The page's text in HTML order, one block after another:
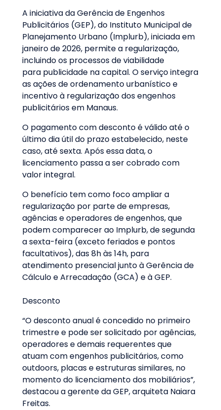
A iniciativa da Gerência de Engenhos
Publicitários (GEP), do Instituto Municipal de
Planejamento Urbano (Implurb), iniciada em
janeiro de 2026, permite a regularização,
incluindo os processos de viabilidade
para publicidade na capital. O serviço integra
as ações de ordenamento urbanístico e
incentivo à regularização dos engenhos
publicitários em Manaus.
O pagamento com desconto é válido até o
último dia útil do prazo estabelecido, neste
caso, até sexta. Após essa data, o
licenciamento passa a ser cobrado com
valor integral.
O benefício tem como foco ampliar a
regularização por parte de empresas,
agências e operadores de engenhos, que
podem comparecer ao Implurb, de segunda
a sexta-feira (exceto feriados e pontos
facultativos), das 8h às 14h, para
atendimento presencial junto à Gerência de
Cálculo e Arrecadação (GCA) e à GEP.
Desconto
“O desconto anual é concedido no primeiro
trimestre e pode ser solicitado por agências,
operadores e demais requerentes que
atuam com engenhos publicitários, como
outdoors, placas e estruturas similares, no
momento do licenciamento dos mobiliários”,
destacou a gerente da GEP, arquiteta Naiara
Freitas.